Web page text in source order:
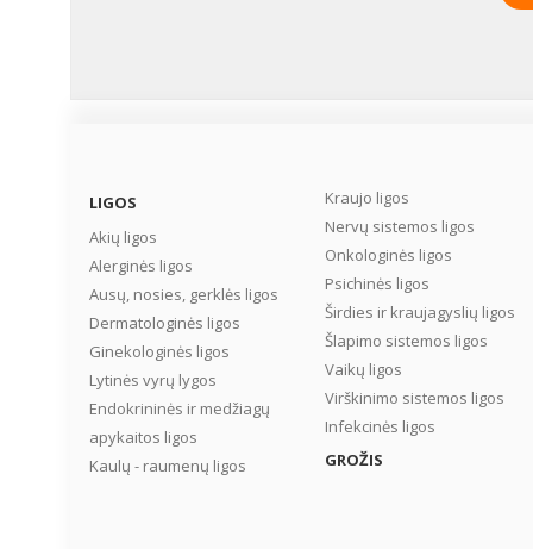
LIGOS
Akių ligos
Alerginės ligos
Ausų, nosies, gerklės ligos
Dermatologinės ligos
Ginekologinės ligos
Lytinės vyrų lygos
Endokrininės ir medžiagų
apykaitos ligos
Kaulų - raumenų ligos
Kraujo ligos
Nervų sistemos ligos
Onkologinės ligos
Psichinės ligos
Širdies ir kraujagyslių ligos
Šlapimo sistemos ligos
Vaikų ligos
Virškinimo sistemos ligos
Infekcinės ligos
GROŽIS